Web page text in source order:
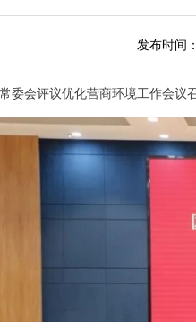
发布时间
委会评议优化营商环境工作会